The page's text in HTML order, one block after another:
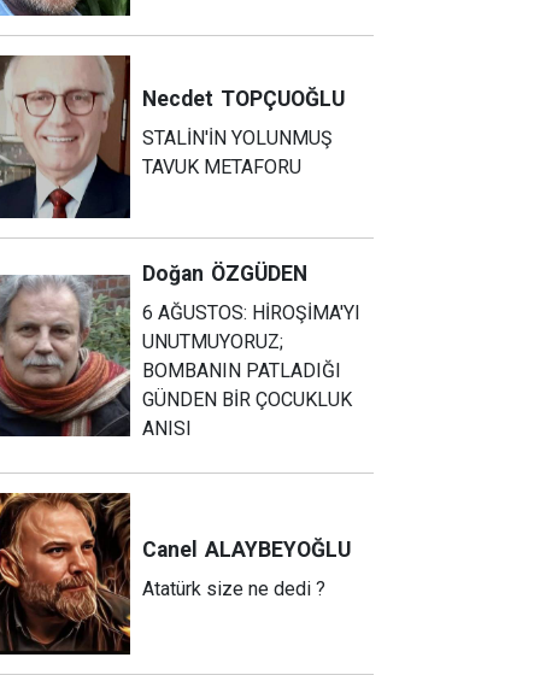
Necdet TOPÇUOĞLU
STALİN'İN YOLUNMUŞ
TAVUK METAFORU
Doğan ÖZGÜDEN
6 AĞUSTOS: HİROŞİMA'YI
UNUTMUYORUZ;
BOMBANIN PATLADIĞI
GÜNDEN BİR ÇOCUKLUK
ANISI
Canel ALAYBEYOĞLU
Atatürk size ne dedi ?